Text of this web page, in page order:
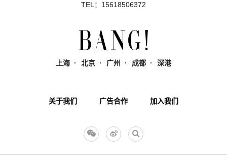
TEL：15618506372
上海 北京 广州 成都 深港
关于我们 广告合作 加入我们